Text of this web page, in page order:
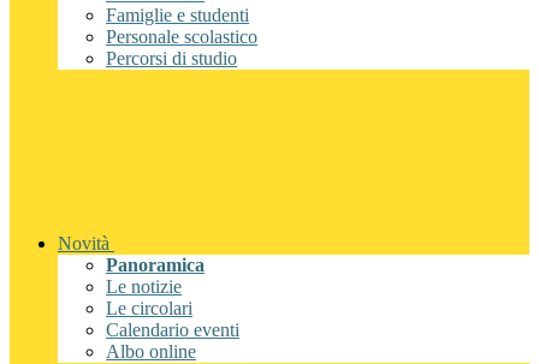
Famiglie e studenti
Personale scolastico
Percorsi di studio
Novità
Panoramica
Le notizie
Le circolari
Calendario eventi
Albo online